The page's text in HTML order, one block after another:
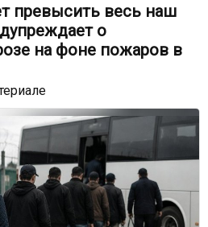
превысить весь наш
о
на фоне пожаров в